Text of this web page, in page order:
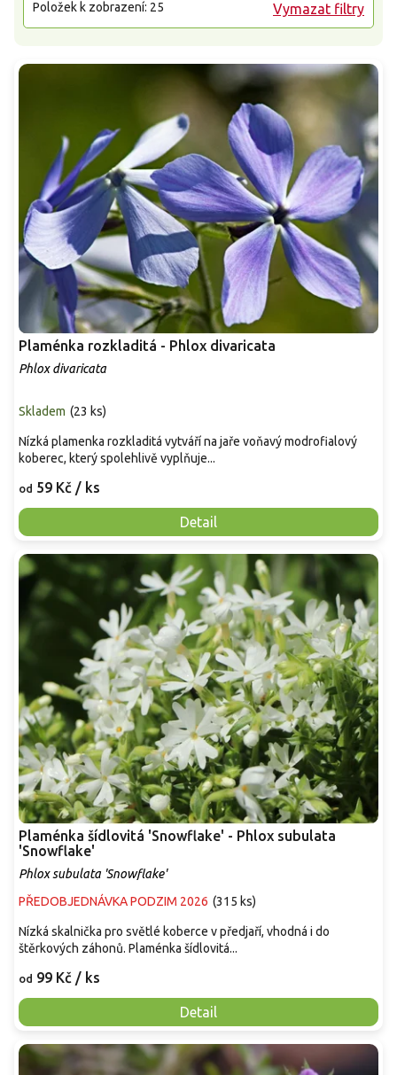
Vymazat filtry
Položek k zobrazení: 25
Plaménka rozkladitá - Phlox divaricata
Phlox divaricata
Skladem (23 ks)
od 59 Kč / ks
Detail
Nízká plamenka rozkladitá vytváří na jaře voňavý modrofialový
koberec, který spolehlivě vyplňuje...
Plaménka šídlovitá 'Snowflake' - Phlox subulata
'Snowflake'
Phlox subulata 'Snowflake'
PŘEDOBJEDNÁVKA PODZIM 2026 (315 ks)
od 99 Kč / ks
Detail
Nízká skalnička pro světlé koberce v předjaří, vhodná i do
štěrkových záhonů. Plaménka šídlovitá...